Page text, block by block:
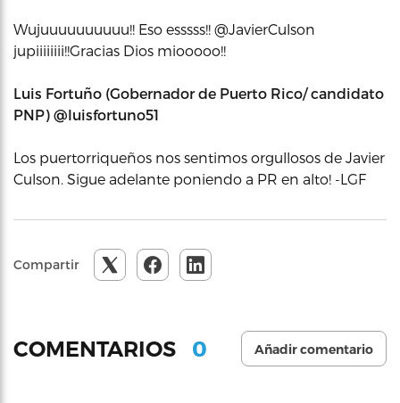
Wujuuuuuuuuuu!! Eso esssss!! @JavierCulson
jupiiiiiiii!!Gracias Dios miooooo!!
Luis Fortuño (Gobernador de Puerto Rico/ candidato
PNP) ‏@luisfortuno51
Los puertorriqueños nos sentimos orgullosos de Javier
Culson. Sigue adelante poniendo a PR en alto! -LGF
Compartir
COMENTARIOS 0 Añadir comentario